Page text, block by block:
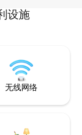
设施
无线网络